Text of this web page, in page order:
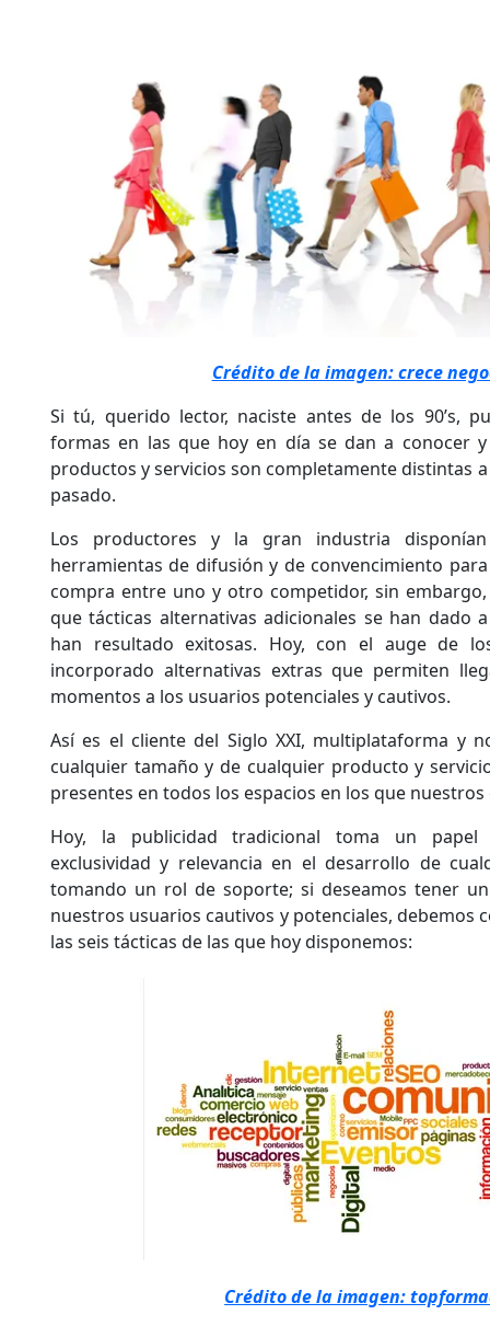
Crédito de la imagen: crece
Si tú, querido lector, naciste antes de los 90’s,
formas en las que hoy en día se dan a conocer
productos y servicios son completamente distintas
pasado.
Los productores y la gran industria
herramientas de difusión y de convencimiento
compra entre uno y otro competidor, sin
que tácticas alternativas adicionales se han dado
han resultado exitosas. Hoy, con el auge de
incorporado alternativas extras que permiten
momentos a los usuarios potenciales y cautivos.
Así es el cliente del Siglo XXI, multiplataforma y
cualquier tamaño y de cualquier producto y
presentes en todos los espacios en los que
Hoy, la publicidad tradicional toma un papel
exclusividad y relevancia en el desarrollo de
tomando un rol de soporte; si deseamos tener
nuestros usuarios cautivos y potenciales, debemos
las seis tácticas de las que hoy disponemos:
Crédito de la imagen: